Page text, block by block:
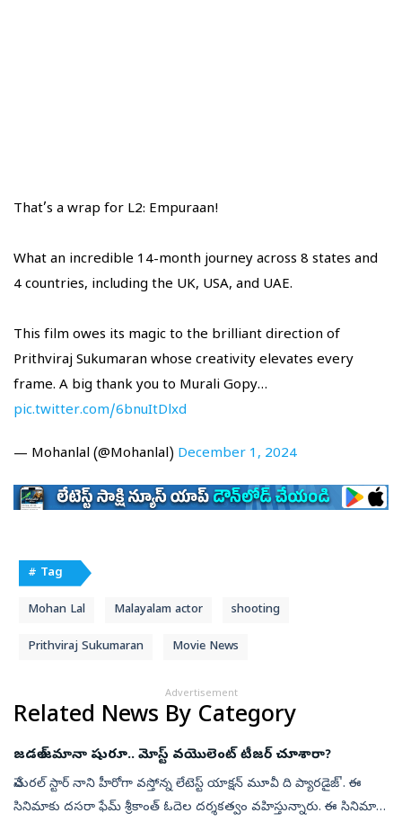
That’s a wrap for L2: Empuraan!
What an incredible 14-month journey across 8 states and
4 countries, including the UK, USA, and UAE.
This film owes its magic to the brilliant direction of
Prithviraj Sukumaran whose creativity elevates every
frame. A big thank you to Murali Gopy…
pic.twitter.com/6bnuItDlxd
— Mohanlal (@Mohanlal) December 1, 2024
# Tag
Mohan Lal Malayalam actor shooting
Prithviraj Sukumaran Movie News
Advertisement
Related News By Category
జడల్ జమానా షురూ.. మోస్ట్ వయొలెంట్‌ టీజర్‌ చూశారా?
నేచురల్ స్టార్ నాని హీరోగా వస్తోన్న లేటెస్ట్ యాక్షన్‌ మూవీ ది ప్యారడైజ్'. ఈ
సినిమాకు దసరా ఫేమ్ శ్రీకాంత్ ఓదెల దర్శకత్వం వహిస్తున్నారు. ఈ సినిమా